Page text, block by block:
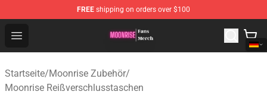
FREE shipping on orders over $100
Open menu
Moonrise Store - Official Moonrise Merchandise Shop
Startseite/Moonrise Zubehör/
Moonrise Reißverschlusstaschen